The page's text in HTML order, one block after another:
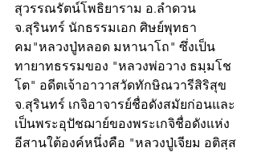
สุวรรณรัตน์โพธิยาราม อ.ลำดวน
จ.สุรินทร์ นักธรรมเอก ศิษย์พุทธา
คม"หลวงปู่หลอด มหานาโถ" ซึ่งเป็น
ทายาทธรรมของ "หลวงพ่อวาง ธมฺมโช
โต" อดีตเจ้าอาวาสวัดทักษิณวารีสิริสุข
จ.สุรินทร์ เกจิอาจารย์ชื่อดังสมัยก่อนและ
เป็นพระอุปัชฌาย์ของพระเกจิชื่อดังแห่ง
อีสานใต้องค์หนึ่งคือ "หลวงปู่เจียม อติสฺส